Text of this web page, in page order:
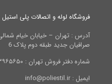
فروشگاه لوله و اتصالات پلی استیل
آدرس : تهران – خیابان خیام
صرافیان جدید طبقه دوم پلاک 6
شماره دفتر فروش تهران : ۳۳۹۶۵۶۵۰ ۰۲۱ – ۳۳۹۹۲۲۸۴ ۰۲۱
ایمیل : info@poliestil.ir